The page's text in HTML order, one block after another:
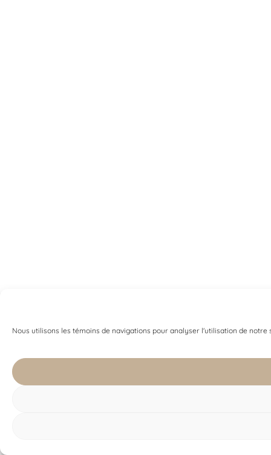
Nous utilisons les témoins de navigations pour analyser l'utilisation de